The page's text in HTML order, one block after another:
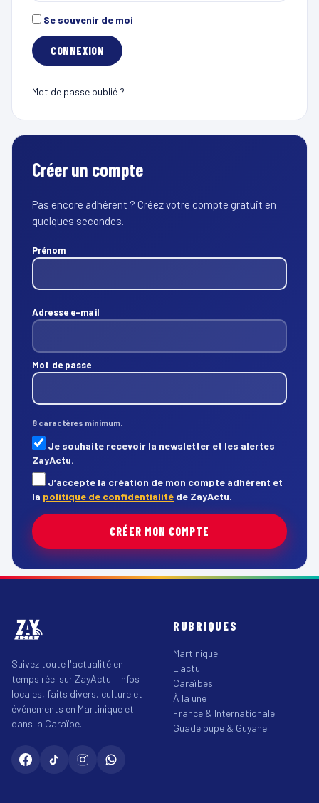
Se souvenir de moi
Mot de passe oublié ?
Créer un compte
Pas encore adhérent ? Créez votre compte gratuit en
quelques secondes.
Prénom
Adresse e-mail
Mot de passe
8 caractères minimum.
Je souhaite recevoir la newsletter et les alertes
ZayActu.
J’accepte la création de mon compte adhérent et
la politique de confidentialité de ZayActu.
CRÉER MON COMPTE
Suivez toute l'actualité en
temps réel sur ZayActu : infos
locales, faits divers, culture et
événements en Martinique et
dans la Caraïbe.
RUBRIQUES
Martinique
L'actu
Caraïbes
À la une
France & Internationale
Guadeloupe & Guyane